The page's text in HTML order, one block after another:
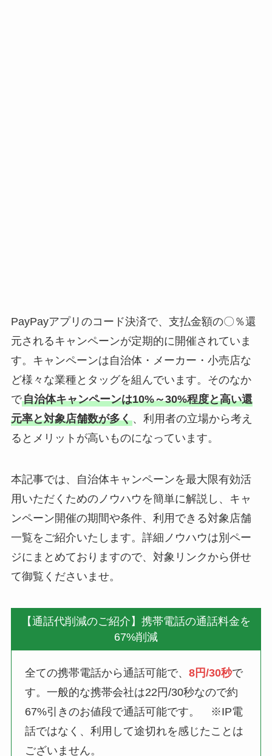
PayPayアプリのコード決済で、支払金額の〇％還
元されるキャンペーンが定期的に開催されていま
す。キャンペーンは自治体・メーカー・小売店な
ど様々な業種とタッグを組んでいます。そのなか
で自治体キャンペーンは10%～30%程度と高い還
元率と対象店舗数が多く、利用者の立場から考え
るとメリットが高いものになっています。
本記事では、自治体キャンペーンを最大限有効活
用いただくためのノウハウを簡単に解説し、キャ
ンペーン開催の期間や条件、利用できる対象店舗
一覧をご紹介いたします。詳細ノウハウは別ペー
ジにまとめておりますので、対象リンクから併せ
て御覧くださいませ。
【通話代削減のご紹介】携帯電話の通話料金を
67%削減
全ての携帯電話から通話可能で、8円/30秒で
す。一般的な携帯会社は22円/30秒なので約
67%引きのお値段で通話可能です。 ※IP電
話ではなく、利用して途切れを感じたことは
ございません。